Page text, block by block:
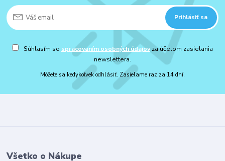
Prihlásiť sa
Súhlasím so spracovaním osobných údajovza účelom zasielania
newslettera.
Môžete sa kedykoľvek odhlásiť. Zasielame raz za 14 dní.
Všetko o Nákupe